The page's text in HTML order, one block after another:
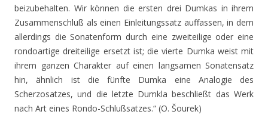
beizubehalten. Wir können die ersten drei Dumkas in ihrem
Zusammenschluß als einen Einleitungssatz auffassen, in dem
allerdings die Sonatenform durch eine zweiteilige oder eine
rondoartige dreiteilige ersetzt ist; die vierte Dumka weist mit
ihrem ganzen Charakter auf einen langsamen Sonatensatz
hin, ähnlich ist die fünfte Dumka eine Analogie des
Scherzosatzes, und die letzte Dumkla beschließt das Werk
nach Art eines Rondo-Schlußsatzes.“ (O. Šourek)